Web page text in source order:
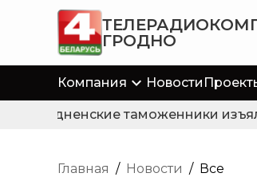
ГРОДНО
Компания Новости
Гродненские таможенники
Главная / Новости / Все